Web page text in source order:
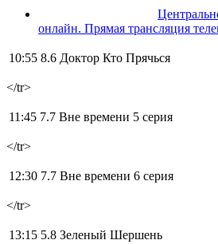
онлайн. Прямая трансляция
10:55 8.6 Доктор Кто Прячься
</tr>
11:45 7.7 Вне времени 5 серия
</tr>
12:30 7.7 Вне времени 6 серия
</tr>
13:15 5.8 Зеленый Шершень